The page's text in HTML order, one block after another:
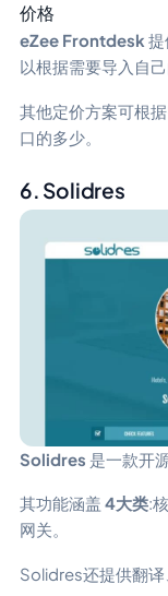
价格
eZee Frontdesk
以根据需要导入自己
其他定价方案可根
口的多少。
6. Solidres
Solidres 是一款开
其功能涵盖 4大类:
网关。
Solidres还提供翻译